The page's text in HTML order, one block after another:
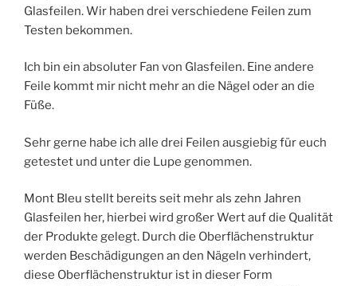
Glasfeilen. Wir haben drei verschiedene Feilen zum
Testen bekommen.
Ich bin ein absoluter Fan von Glasfeilen. Eine andere
Feile kommt mir nicht mehr an die Nägel oder an die
Füße.
Sehr gerne habe ich alle drei Feilen ausgiebig für euch
getestet und unter die Lupe genommen.
Mont Bleu stellt bereits seit mehr als zehn Jahren
Glasfeilen her, hierbei wird großer Wert auf die Qualität
der Produkte gelegt. Durch die Oberflächenstruktur
werden Beschädigungen an den Nägeln verhindert,
diese Oberflächenstruktur ist in dieser Form